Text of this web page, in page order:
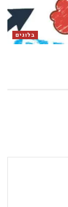
בלוגים